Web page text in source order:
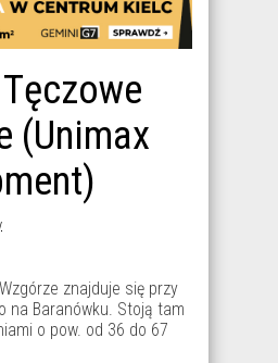
(Unimax
znajduje się przy
na Baranówku. Stoją tam
o pow. od 36 do 67